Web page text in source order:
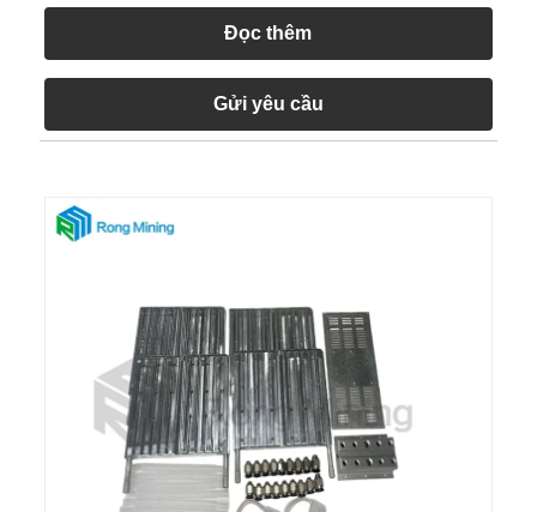
Đọc thêm
Gửi yêu cầu